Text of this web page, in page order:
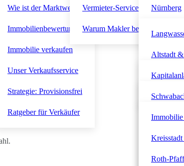
Wie ist der Marktwert?
Immobilienbewertung
Immobilie verkaufen
Unser Verkaufsservice
Strategie: Provisionsfrei
Ratgeber für Verkäufer
Vermieter-Service
Warum Makler beauftragen?
Nürnberg
Altstadt
Südstadt
Eibach &
Fürther
Roth-